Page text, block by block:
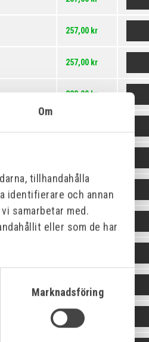
Om
tillhandahålla
identifierare och annan
samarbetar med.
eller som de har
Marknadsföring
257,00 kr
257,00 kr
228,00 kr
228,00 kr
228,00 kr
257,00 kr